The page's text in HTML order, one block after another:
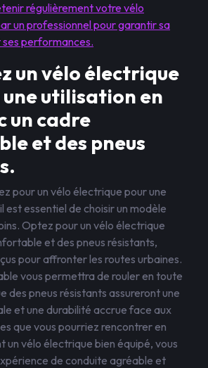
régulièrement votre vélo
un professionnel pour garantir sa
performances.
un vélo électrique
utilisation en
un cadre
et des pneus
pour un vélo électrique pour une
est essentiel de choisir un modèle
Optez pour un vélo électrique
et des pneus résistants,
pour affronter les routes urbaines.
vous permettra de rouler en toute
des pneus résistants assureront une
et une durabilité accrue face aux
que vous pourriez rencontrer en
un vélo électrique bien équipé, vous
de conduite agréable et